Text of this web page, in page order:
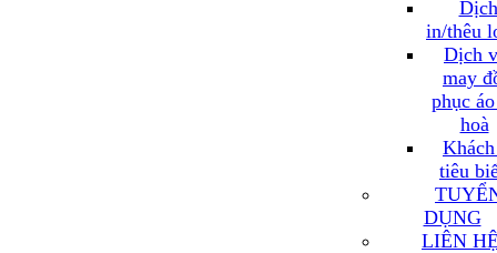
in/thêu
Dịch
may
phục
hoà
tiêu
DỤNG
LIÊN